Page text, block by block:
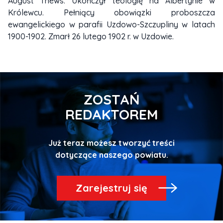
Królewcu. Pełniący obowiązki proboszcza
ewangelickiego w parafii Uzdowo-Szczupliny w latach
1900-1902. Zmarł 26 lutego 1902 r. w Uzdowie.
ZOSTAŃ
REDAKTOREM
Już teraz możesz tworzyć treści
dotyczące naszego powiatu.
Zarejestruj się